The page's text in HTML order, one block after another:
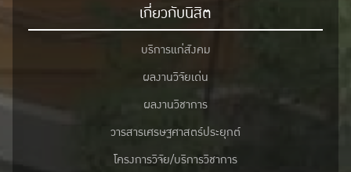
เกี่ยวกับนิสิต
บริการแก่สังคม
ผลงานวิจัยเด่น
ผลงานวิชาการ
วารสารเศรษฐศาสตร์ประยุกต์
โครงการวิจัย/บริการวิชาการ